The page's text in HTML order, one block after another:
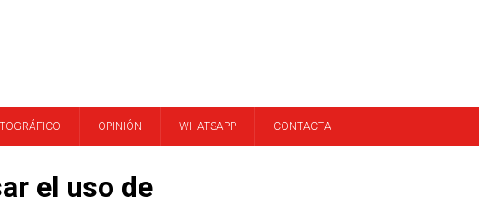
OPINIÓN WHATSAPP CONTACTA
el uso de